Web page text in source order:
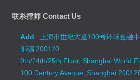
联系律师 Contact Us
Add: 上海市世纪大道100号环球金融
邮编:200120
9th/24th/25th Floor, Shanghai World
100 Century Avenue, Shanghai